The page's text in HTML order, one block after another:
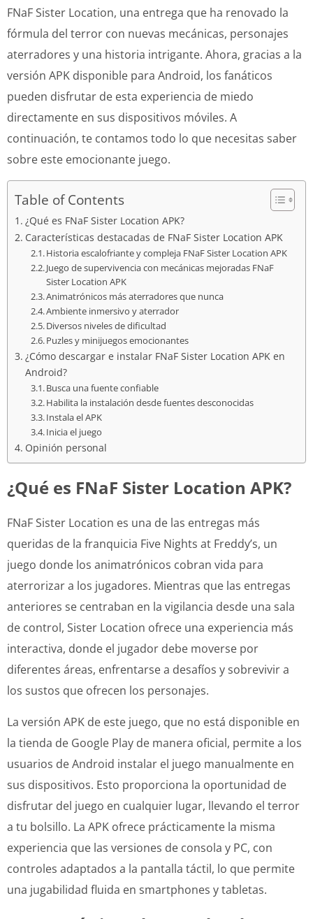
FNaF Sister Location, una entrega que ha renovado la
fórmula del terror con nuevas mecánicas, personajes
aterradores y una historia intrigante. Ahora, gracias a la
versión APK disponible para Android, los fanáticos
pueden disfrutar de esta experiencia de miedo
directamente en sus dispositivos móviles. A
continuación, te contamos todo lo que necesitas saber
sobre este emocionante juego.
Table of Contents
¿Qué es FNaF Sister Location APK?
Características destacadas de FNaF Sister Location APK
Historia escalofriante y compleja FNaF Sister Location APK
Juego de supervivencia con mecánicas mejoradas FNaF
Sister Location APK
Animatrónicos más aterradores que nunca
Ambiente inmersivo y aterrador
Diversos niveles de dificultad
Puzles y minijuegos emocionantes
¿Cómo descargar e instalar FNaF Sister Location APK en
Android?
Busca una fuente confiable
Habilita la instalación desde fuentes desconocidas
Instala el APK
Inicia el juego
Opinión personal
¿Qué es FNaF Sister Location APK?
FNaF Sister Location es una de las entregas más
queridas de la franquicia Five Nights at Freddy’s, un
juego donde los animatrónicos cobran vida para
aterrorizar a los jugadores. Mientras que las entregas
anteriores se centraban en la vigilancia desde una sala
de control, Sister Location ofrece una experiencia más
interactiva, donde el jugador debe moverse por
diferentes áreas, enfrentarse a desafíos y sobrevivir a
los sustos que ofrecen los personajes.
La versión APK de este juego, que no está disponible en
la tienda de Google Play de manera oficial, permite a los
usuarios de Android instalar el juego manualmente en
sus dispositivos. Esto proporciona la oportunidad de
disfrutar del juego en cualquier lugar, llevando el terror
a tu bolsillo. La APK ofrece prácticamente la misma
experiencia que las versiones de consola y PC, con
controles adaptados a la pantalla táctil, lo que permite
una jugabilidad fluida en smartphones y tabletas.